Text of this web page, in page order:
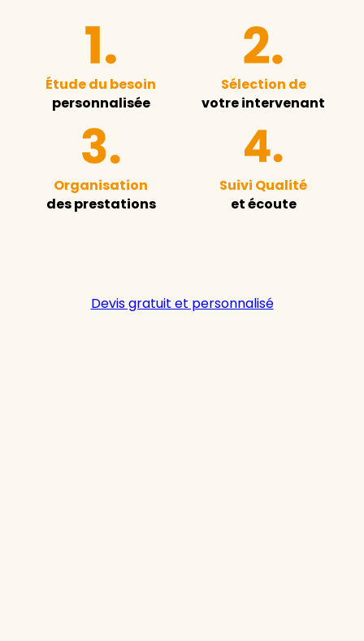
Étude du besoin
personnalisée
Sélection de
votre intervenant
Organisation
des prestations
Suivi Qualité
et écoute
Devis gratuit et personnalisé